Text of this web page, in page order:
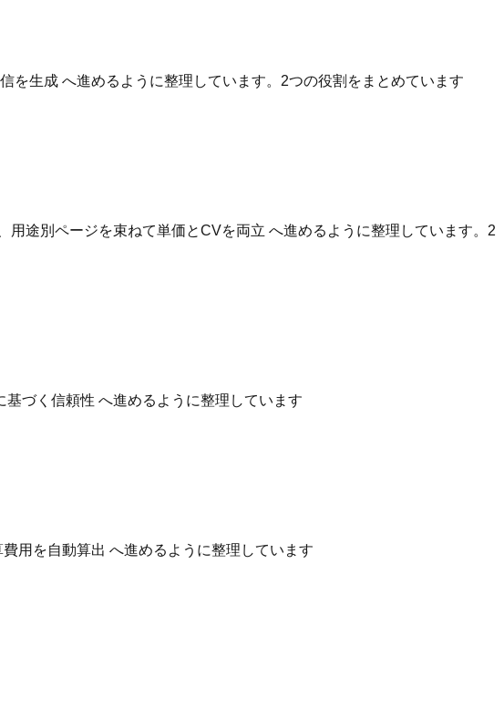
を生成 へ進めるように整理しています。2つの役割をまとめています
途別ページを束ねて単価とCVを両立 へ進めるように整理しています。2
づく信頼性 へ進めるように整理しています
用を自動算出 へ進めるように整理しています